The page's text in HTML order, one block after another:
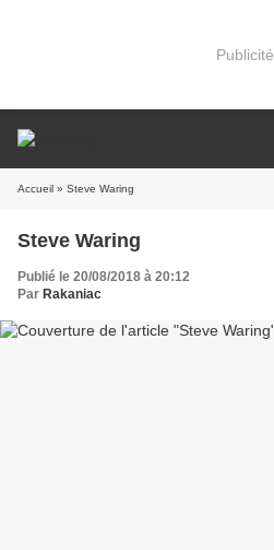
Publicité
Accueil » Steve Waring
Steve Waring
Publié le 20/08/2018 à 20:12
Par Rakaniac